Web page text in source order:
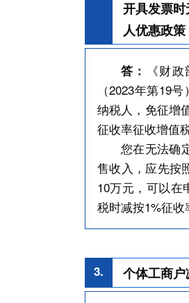
开具发票
人优惠政
答：
《财
（2023年第19
纳税人，免征增
征收率征收增值
您在无法确
售收入，应先按
10万元，可以在
税时减按1%征收
3. 个体工商